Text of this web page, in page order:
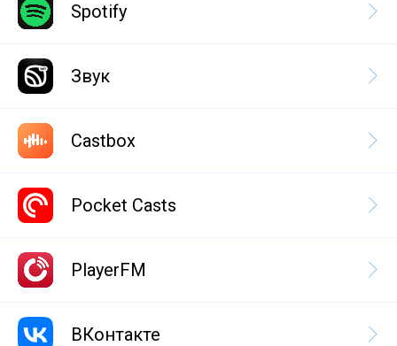
Spotify
Звук
Castbox
Pocket Casts
PlayerFM
ВКонтакте